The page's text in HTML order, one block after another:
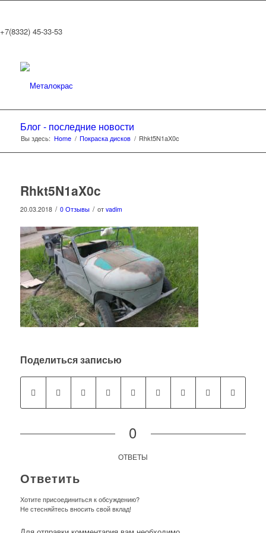
+7(8332) 45-33-53
Блог - последние новости
Вы здесь: Home / Покраска дисков / Rhkt5N1aX0c
Rhkt5N1aX0c
20.03.2018 / 0 Отзывы / от vadim
Поделиться записью
0
ОТВЕТЫ
Ответить
Хотите присоединиться к обсуждению?
Не стесняйтесь вносить свой вклад!